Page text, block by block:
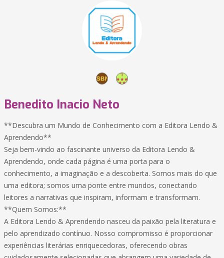
Benedito Inacio Neto
**Descubra um Mundo de Conhecimento com a Editora Lendo &
Aprendendo**
Seja bem-vindo ao fascinante universo da Editora Lendo &
Aprendendo, onde cada página é uma porta para o
conhecimento, a imaginação e a descoberta. Somos mais do que
uma editora; somos uma ponte entre mundos, conectando
leitores a narrativas que inspiram, informam e transformam.
**Quem Somos:**
A Editora Lendo & Aprendendo nasceu da paixão pela literatura e
pelo aprendizado contínuo. Nosso compromisso é proporcionar
experiências literárias enriquecedoras, oferecendo obras